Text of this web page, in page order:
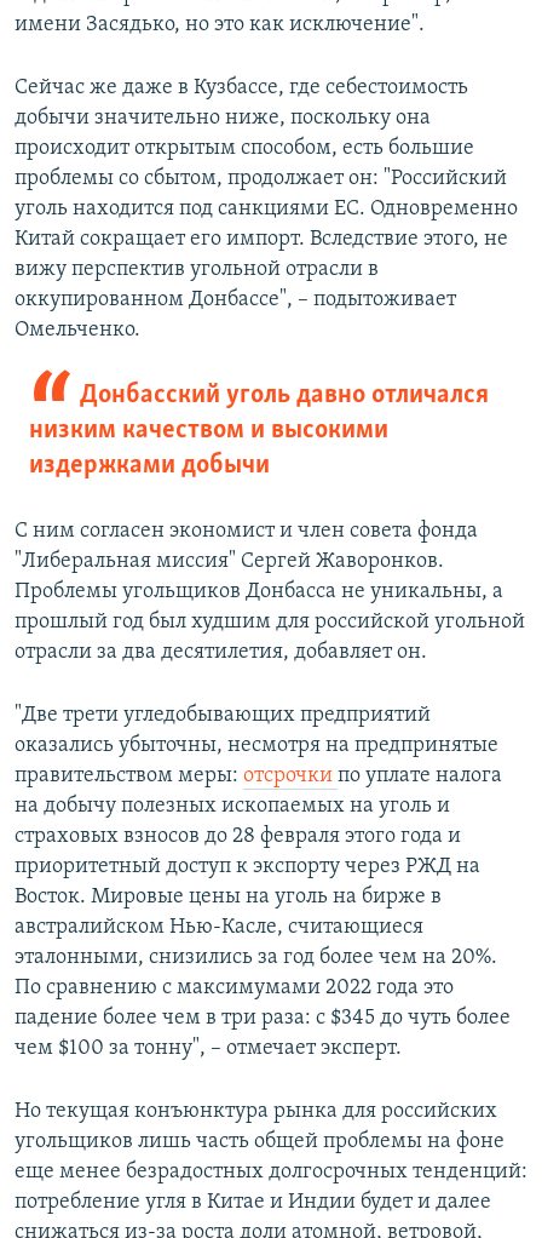
имени Засядько, но это как исключение".
Сейчас же даже в Кузбассе, где себестоимость
добычи значительно ниже, поскольку она
происходит открытым способом, есть большие
проблемы со сбытом, продолжает он: "Российский
уголь находится под санкциями ЕС. Одновременно
Китай сокращает его импорт. Вследствие этого, не
вижу перспектив угольной отрасли в
оккупированном Донбассе", – подытоживает
Омельченко.
Донбасский уголь давно отличался
низким качеством и высокими
издержками добычи
С ним согласен экономист и член совета фонда
"Либеральная миссия" Сергей Жаворонков.
Проблемы угольщиков Донбасса не уникальны, а
прошлый год был худшим для российской угольной
отрасли за два десятилетия, добавляет он.
"Две трети угледобывающих предприятий
оказались убыточны, несмотря на предпринятые
правительством меры: отсрочки по уплате налога
на добычу полезных ископаемых на уголь и
страховых взносов до 28 февраля этого года и
приоритетный доступ к экспорту через РЖД на
Восток. Мировые цены на уголь на бирже в
австралийском Нью-Касле, считающиеся
эталонными, снизились за год более чем на 20%.
По сравнению с максимумами 2022 года это
падение более чем в три раза: с $345 до чуть более
чем $100 за тонну", – отмечает эксперт.
Но текущая конъюнктура рынка для российских
угольщиков лишь часть общей проблемы на фоне
еще менее безрадостных долгосрочных тенденций:
потребление угля в Китае и Индии будет и далее
снижаться из-за роста доли атомной, ветровой,